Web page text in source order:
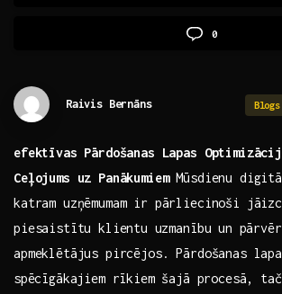
0
Raivis Bernāns Blogs
efektīvas Pārdošanas ‍Lapas
Ceļojums uz PanākumiemMūsdienu
katram uzņēmumam ir pārliecinoši
piesaistītu klientu ⁤uzmanību‍ un
apmeklētājus‌ pircējos. Pārdošanas
⁣spēcīgākajiem rīkiem⁢ šajā‍ procesā,